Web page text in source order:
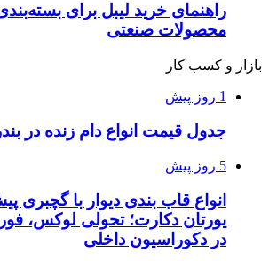
راهنمای خرید لیبل برای
محصولات صنعتی
بازار و کسب کار
1 روز پیش
جدول قیمت انواع دام زنده در
5 روز پیش
انواع قاب بندی دیوار با گچبری
یورتان دکارت؛ تحولی لوکس،
در دکوراسیون داخلی